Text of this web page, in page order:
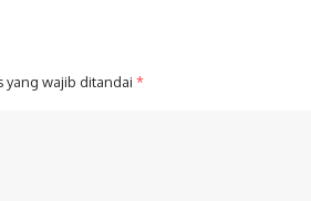
yang wajib ditandai *